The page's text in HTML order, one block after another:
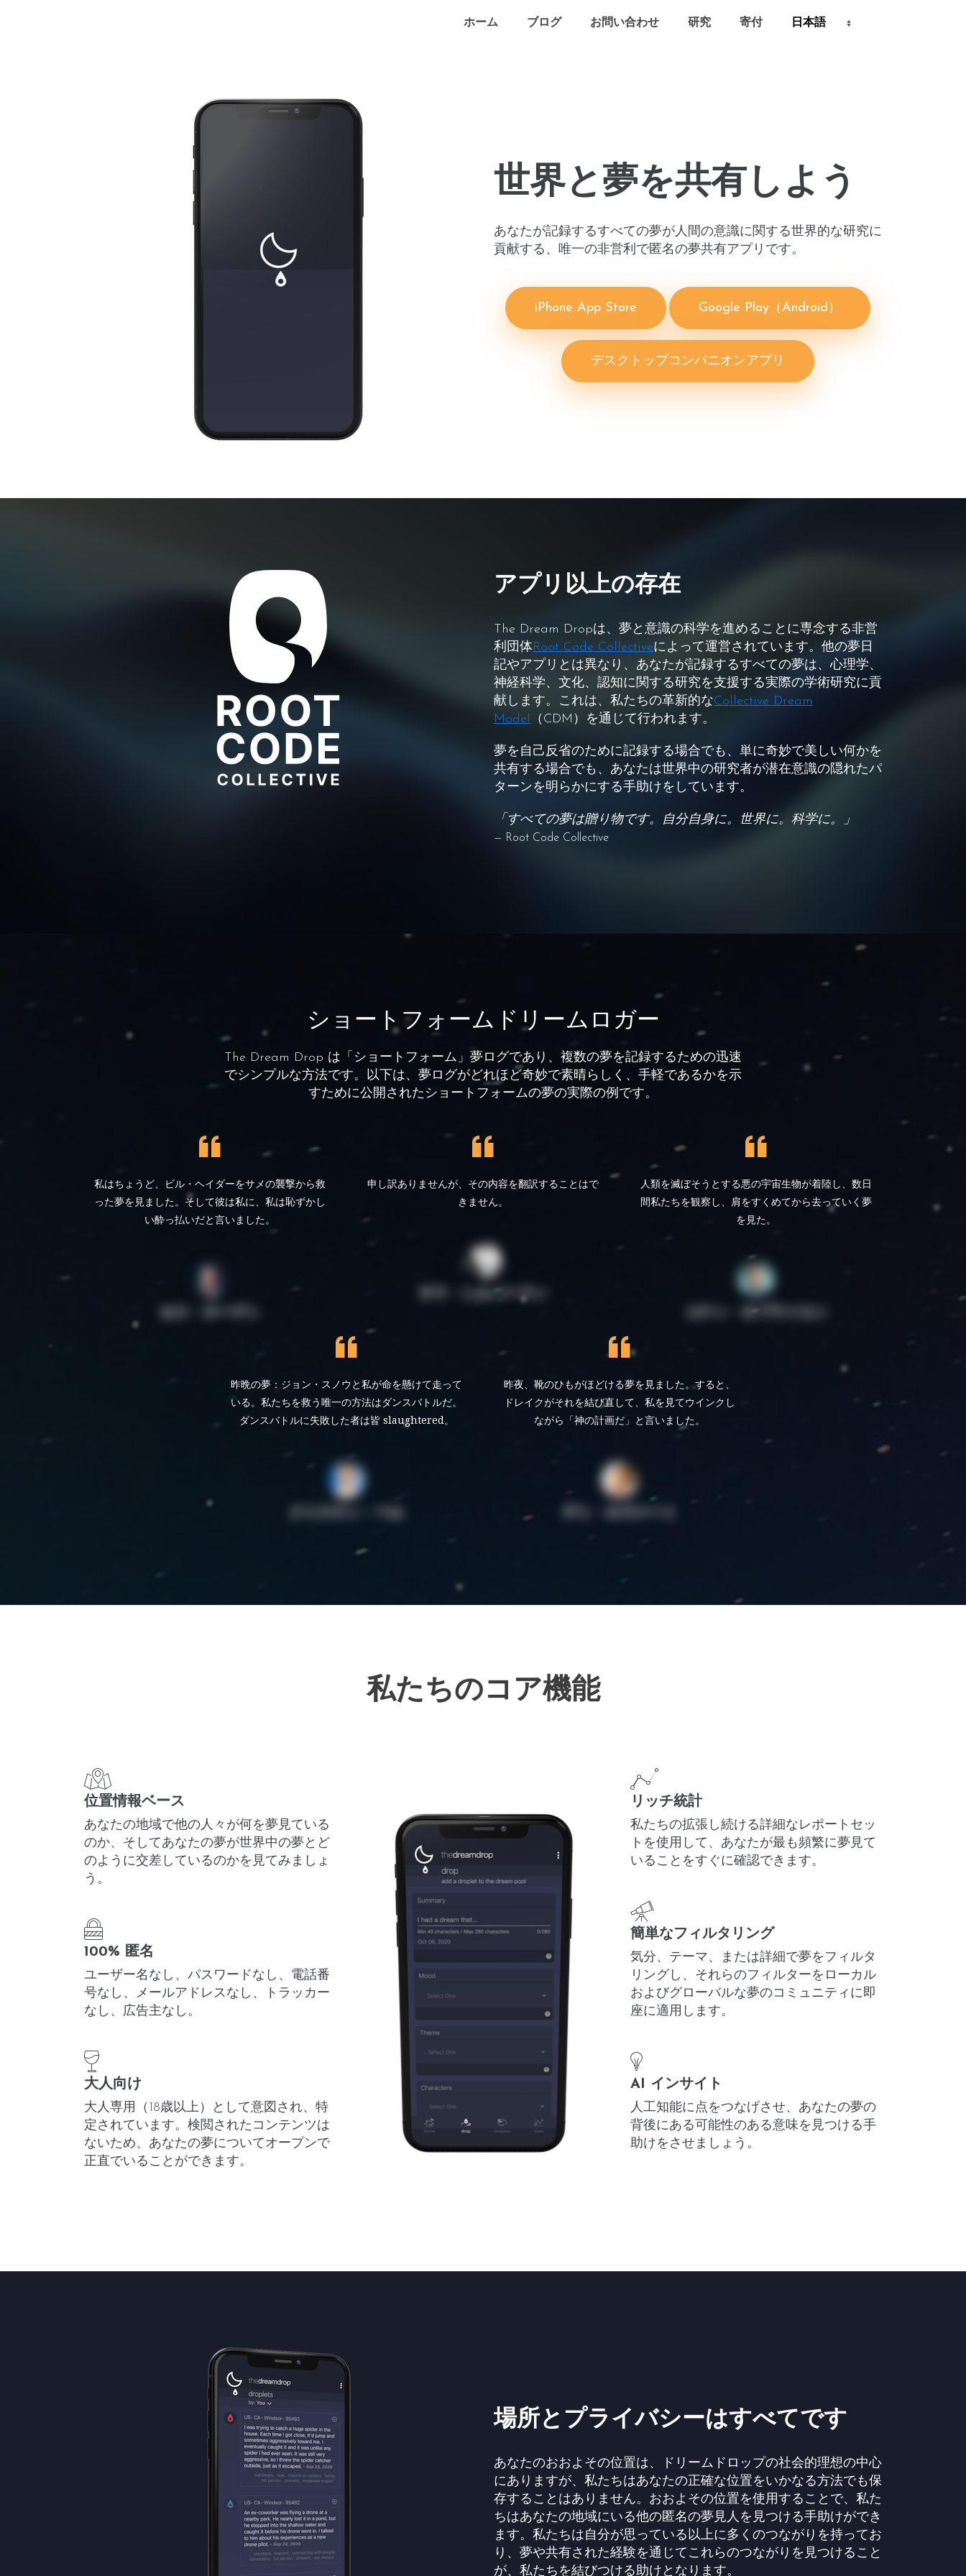
ホーム ブログ お問い合わせ 研究 寄付
世界と夢を共有しよう
あなたが記録するすべての夢が人間の意識に関する世界的な研究に
貢献する、唯一の非営利で匿名の夢共有アプリです。
iPhone App Store Google Play（Android）
デスクトップコンパニオンアプリ
アプリ以上の存在
The Dream Dropは、夢と意識の科学を進めることに専念する非営
利団体Root Code Collectiveによって運営されています。他の夢日
記やアプリとは異なり、あなたが記録するすべての夢は、心理学、
神経科学、文化、認知に関する研究を支援する実際の学術研究に貢
献します。これは、私たちの革新的なCollective Dream
Model
（CDM）を通じて行われます。
夢を自己反省のために記録する場合でも、単に奇妙で美しい何かを
共有する場合でも、あなたは世界中の研究者が潜在意識の隠れたパ
ターンを明らかにする手助けをしています。
「すべての夢は贈り物です。自分自身に。世界に。科学に。」
— Root Code Collective
ショートフォームドリームロガー
The Dream Drop は「ショートフォーム」夢ログであり、複数の夢を記録するための迅速
でシンプルな方法です。以下は、夢ログがどれほど奇妙で素晴らしく、手軽であるかを示
すために公開されたショートフォームの夢の実際の例です。
私はちょうど、ビル・ヘイダーをサメの襲撃から救
った夢を見ました。そして彼は私に、私は恥ずかし
い酔っ払いだと言いました。
申し訳ありませんが、その内容を翻訳することはで
きません。
サラ・シルバーマン
人類を滅ぼそうとする悪の宇宙生物が着陸し、数日
間私たちを観察し、肩をすくめてから去っていく夢
を見た。
コナン・オブライエン
昨晩の夢：ジョン・スノウと私が命を懸けて走って
いる。私たちを救う唯一の方法はダンスバトルだ。
ダンスバトルに失敗した者は皆 slaughtered。
昨夜、靴のひもがほどける夢を見ました。すると、
ドレイクがそれを結び直して、私を見てウインクし
ながら「神の計画だ」と言いました。
私たちのコア機能
位置情報ベース
あなたの地域で他の人々が何を夢見ている
のか、そしてあなたの夢が世界中の夢とど
のように交差しているのかを見てみましょ
う。
100% 匿名
ユーザー名なし、パスワードなし、電話番
号なし、メールアドレスなし、トラッカー
なし、広告主なし。
大人向け
大人専用（18歳以上）として意図され、特
定されています。検閲されたコンテンツは
ないため、あなたの夢についてオープンで
正直でいることができます。
リッチ統計
私たちの拡張し続ける詳細なレポートセッ
トを使用して、あなたが最も頻繁に夢見て
いることをすぐに確認できます。
簡単なフィルタリング
気分、テーマ、または詳細で夢をフィルタ
リングし、それらのフィルターをローカル
およびグローバルな夢のコミュニティに即
座に適用します。
AI インサイト
人工知能に点をつなげさせ、あなたの夢の
背後にある可能性のある意味を見つける手
助けをさせましょう。
場所とプライバシーはすべてです
あなたのおおよその位置は、ドリームドロップの社会的理想の中心
にありますが、私たちはあなたの正確な位置をいかなる方法でも保
存することはありません。おおよその位置を使用することで、私た
ちはあなたの地域にいる他の匿名の夢見人を見つける手助けができ
ます。私たちは自分が思っている以上に多くのつながりを持ってお
り、夢や共有された経験を通じてこれらのつながりを見つけること
が、私たちを結びつける助けとなります。